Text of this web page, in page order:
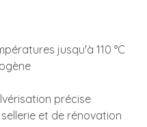
jusqu'à 110 °C
précise
et de rénovation